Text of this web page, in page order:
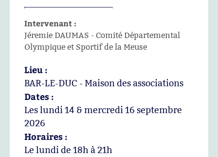
Intervenant :
Jéremie DAUMAS - Comité Départemental
Olympique et Sportif de la Meuse
Lieu :
BAR-LE-DUC - Maison des associations
Dates :
Les lundi 14 & mercredi 16 septembre
2026
Horaires :
Le lundi de 18h à 21h